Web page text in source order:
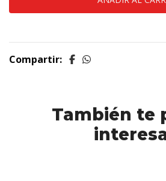
Compartir:
También te